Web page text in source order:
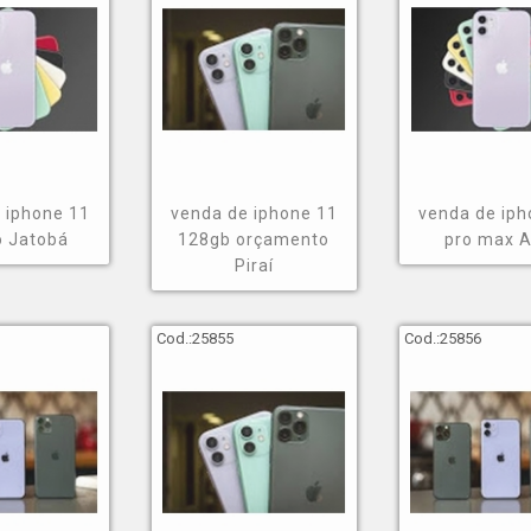
11
Jatobá
venda de iphone 11
128gb orçamento
Piraí
venda de
pro max
Cod.:25855 Cod.:25856